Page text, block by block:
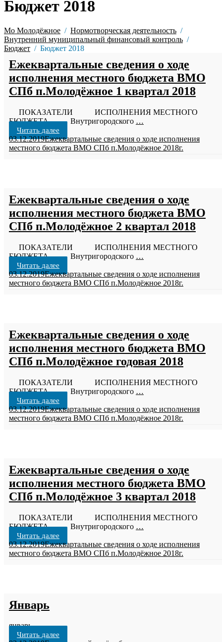
Бюджет 2018
Мо Молодёжное
Нормотворческая деятельность
Внутренний муниципальный финансовый контроль
Бюджет
Бюджет 2018
Ежеквартальные сведения о ходе
исполнения местного бюджета ВМО
СПб п.Молодёжное 1 квартал 2018
ПОКАЗАТЕЛИ ИСПОЛНЕНИЯ МЕСТНОГО
БЮДЖЕТА Внутригородского …
Читать далее
03.12.2019Ежеквартальные сведения о ходе исполнения
местного бюджета ВМО СПб п.Молодёжное 2018г.
Ежеквартальные сведения о ходе
исполнения местного бюджета ВМО
СПб п.Молодёжное 2 квартал 2018
ПОКАЗАТЕЛИ ИСПОЛНЕНИЯ МЕСТНОГО
БЮДЖЕТА Внутригородского …
Читать далее
03.12.2019Ежеквартальные сведения о ходе исполнения
местного бюджета ВМО СПб п.Молодёжное 2018г.
Ежеквартальные сведения о ходе
исполнения местного бюджета ВМО
СПб п.Молодёжное годовая 2018
ПОКАЗАТЕЛИ ИСПОЛНЕНИЯ МЕСТНОГО
БЮДЖЕТА Внутригородского …
Читать далее
03.12.2019Ежеквартальные сведения о ходе исполнения
местного бюджета ВМО СПб п.Молодёжное 2018г.
Ежеквартальные сведения о ходе
исполнения местного бюджета ВМО
СПб п.Молодёжное 3 квартал 2018
ПОКАЗАТЕЛИ ИСПОЛНЕНИЯ МЕСТНОГО
БЮДЖЕТА Внутригородского …
Читать далее
03.12.2019Ежеквартальные сведения о ходе исполнения
местного бюджета ВМО СПб п.Молодёжное 2018г.
Январь
январь
Читать далее